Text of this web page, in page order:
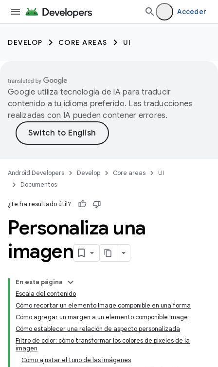
Acceder
DEVELOP CORE AREAS UI
Google utiliza tecnología de IA para traducir
contenido a tu idioma preferido. Las traducciones
realizadas con IA pueden contener errores.
Android Developers Develop Core areas
UI
Documentos
¿Te ha resultado útil?
Personaliza una
imagen
En esta página
Escala del contenido
Cómo recortar un elemento Image componible en una forma
Cómo agregar un margen a un elemento componible Image
Cómo establecer una relación de aspecto personalizada
Filtro de color: cómo transformar los colores de píxeles de la
imagen
Cómo ajustar el tono de las imágenes